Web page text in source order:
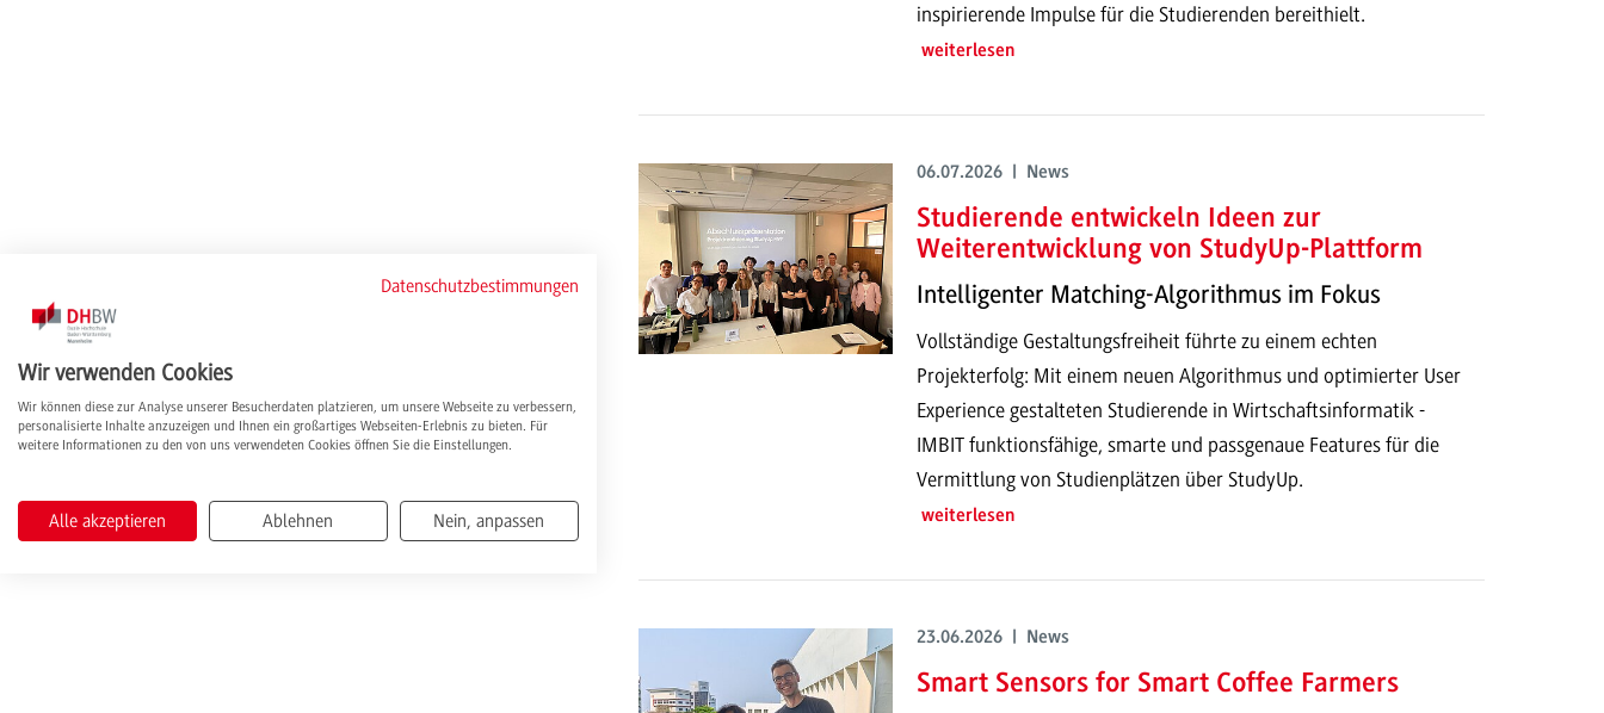
inspirierende Impulse für die Studierenden bereithielt.
weiterlesen
06.07.2026 | News
Studierende entwickeln Ideen zur
Weiterentwicklung von StudyUp-Plattform
Intelligenter Matching-Algorithmus im Fokus
Vollständige Gestaltungsfreiheit führte zu einem echten
Projekterfolg: Mit einem neuen Algorithmus und optimierter User
Experience gestalteten Studierende in Wirtschaftsinformatik -
IMBIT funktionsfähige, smarte und passgenaue Features für die
Vermittlung von Studienplätzen über StudyUp.
weiterlesen
23.06.2026 | News
Smart Sensors for Smart Coffee Farmers
Datenschutzbestimmungen
Wir verwenden Cookies
Wir können diese zur Analyse unserer Besucherdaten platzieren, um unsere Webseite zu verbessern,
personalisierte Inhalte anzuzeigen und Ihnen ein großartiges Webseiten-Erlebnis zu bieten. Für
weitere Informationen zu den von uns verwendeten Cookies öffnen Sie die Einstellungen.
Alle akzeptieren Ablehnen Nein, anpassen